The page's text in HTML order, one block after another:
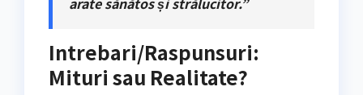
Intrebari/Raspunsuri:
Mituri sau Realitate?